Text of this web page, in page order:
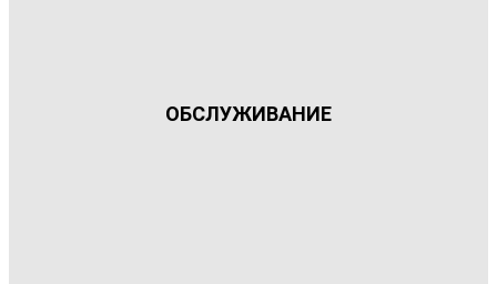
ОБСЛУЖИВАНИЕ